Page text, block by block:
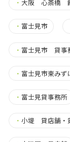
・ 大阪 心斎橋
・ 富士見市
・ 富士見市 貸事
・ 富士見市東みず
・ 富士見貸事務所
・ 小堤 貸店舗・